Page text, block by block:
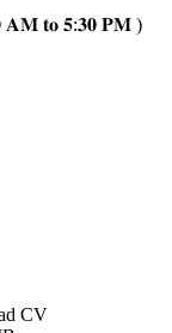
𝐀𝐌 𝐭𝐨 𝟓:𝟑𝟎 𝐏𝐌 )
CV